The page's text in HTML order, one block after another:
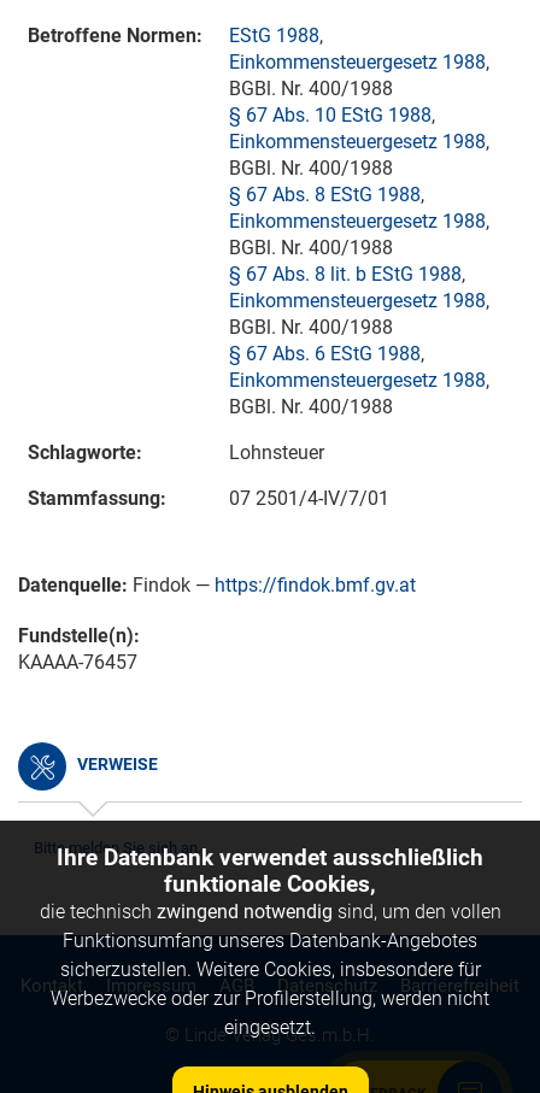
Betroffene Normen:
EStG 1988,
Einkommensteuergesetz 1988,
BGBl. Nr. 400/1988
§ 67 Abs. 10 EStG 1988,
Einkommensteuergesetz 1988,
BGBl. Nr. 400/1988
§ 67 Abs. 8 EStG 1988,
Einkommensteuergesetz 1988,
BGBl. Nr. 400/1988
§ 67 Abs. 8 lit. b EStG 1988,
Einkommensteuergesetz 1988,
BGBl. Nr. 400/1988
§ 67 Abs. 6 EStG 1988,
Einkommensteuergesetz 1988,
BGBl. Nr. 400/1988
Schlagworte:
Lohnsteuer
Stammfassung:
07 2501/4-IV/7/01
Datenquelle: Findok — https://findok.bmf.gv.at
Fundstelle(n):
KAAAA-76457
VERWEISE
Bitte melden Sie sich an.
© Linde Verlag Ges.m.b.H.
Kontakt Impressum AGB Datenschutz Barrierefreiheit
Ihre Datenbank verwendet ausschließlich
funktionale Cookies,
die technisch zwingend notwendig sind, um den vollen
Funktionsumfang unseres Datenbank-Angebotes
sicherzustellen. Weitere Cookies, insbesondere für
Werbezwecke oder zur Profilerstellung, werden nicht
eingesetzt.